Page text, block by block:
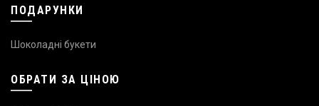
ПОДАРУНКИ
Шоколадні букети
ОБРАТИ ЗА ЦІНОЮ